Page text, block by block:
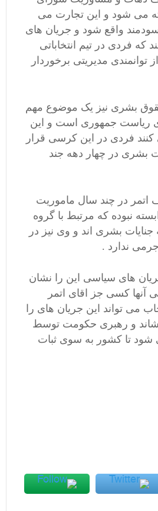
می شود و این تجارت می
سودمند واقع شود و جریان های
که فردی در تیم انتخاباتی
مدیریتی برخوردار
بشری نیز یک موضوع مهم
ریاست جمهوری است و این
فردی در این کرسی قرار
بشری در چهار دهه جند
اتمر در چند سال ماموریت
نبوده که مرتبط با گروه
بشری اند و وی نیز در
ندارد .
های سیاسی این را نشان
آنها کسی جز اقای اتمر
می تواند این جریان های را
و رهبری حکومت توسط
تا کشور به سوی ثبات